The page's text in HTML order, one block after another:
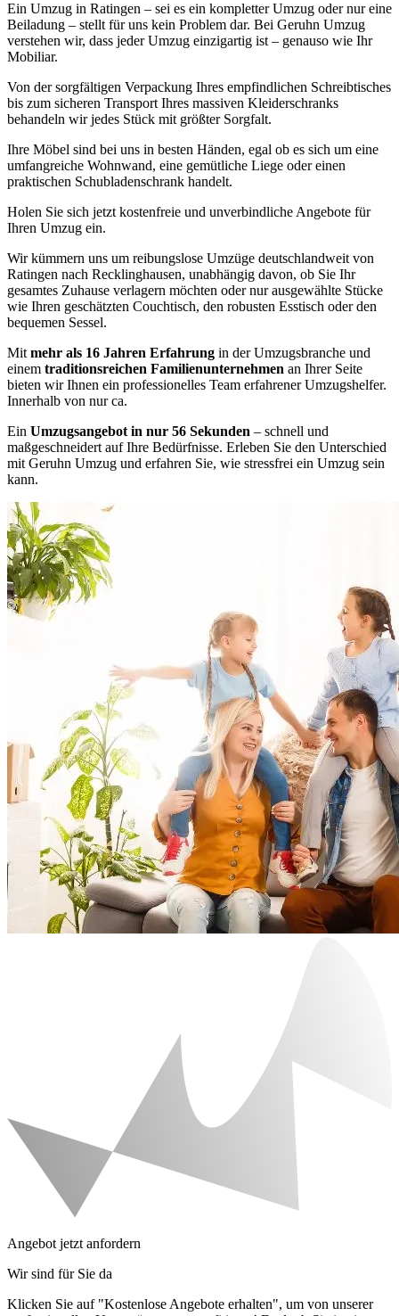
Ein Umzug in Ratingen – sei es ein kompletter Umzug oder nur eine
Beiladung – stellt für uns kein Problem dar. Bei Geruhn Umzug
verstehen wir, dass jeder Umzug einzigartig ist – genauso wie Ihr
Mobiliar.
Von der sorgfältigen Verpackung Ihres empfindlichen Schreibtisches
bis zum sicheren Transport Ihres massiven Kleiderschranks
behandeln wir jedes Stück mit größter Sorgfalt.
Ihre Möbel sind bei uns in besten Händen, egal ob es sich um eine
umfangreiche Wohnwand, eine gemütliche Liege oder einen
praktischen Schubladenschrank handelt.
Holen Sie sich jetzt kostenfreie und unverbindliche Angebote für
Ihren Umzug ein.
Wir kümmern uns um reibungslose Umzüge deutschlandweit von
Ratingen nach Recklinghausen, unabhängig davon, ob Sie Ihr
gesamtes Zuhause verlagern möchten oder nur ausgewählte Stücke
wie Ihren geschätzten Couchtisch, den robusten Esstisch oder den
bequemen Sessel.
Mit mehr als 16 Jahren Erfahrung in der Umzugsbranche und
einem traditionsreichen Familienunternehmen an Ihrer Seite
bieten wir Ihnen ein professionelles Team erfahrener Umzugshelfer.
Innerhalb von nur ca.
Ein Umzugsangebot in nur 56 Sekunden – schnell und
maßgeschneidert auf Ihre Bedürfnisse. Erleben Sie den Unterschied
mit Geruhn Umzug und erfahren Sie, wie stressfrei ein Umzug sein
kann.
Angebot jetzt anfordern
Wir sind für Sie da
Klicken Sie auf "Kostenlose Angebote erhalten", um von unserer